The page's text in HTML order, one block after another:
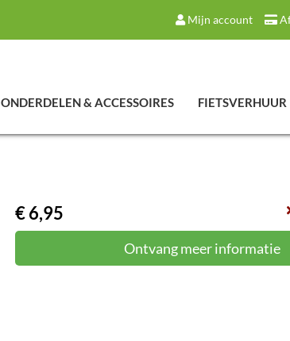
Mijn account
ONDERDELEN & ACCESSOIRES FIETSVERHUUR
€ 6,95
Ontvang meer informatie